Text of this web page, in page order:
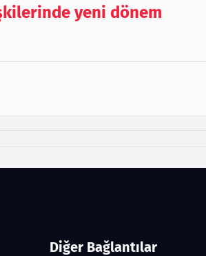
yeni dönem
Diğer Bağlantılar